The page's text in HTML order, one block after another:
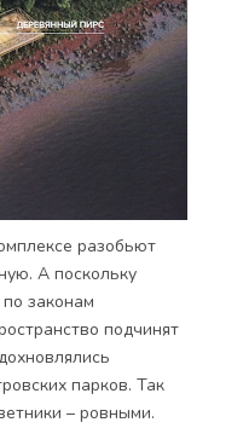
разобьют
А поскольку
законам
подчинят
парков. Так
– ровными.